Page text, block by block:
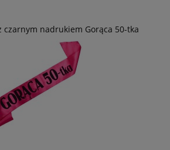
czarnym nadrukiem Gorąca 50-tka